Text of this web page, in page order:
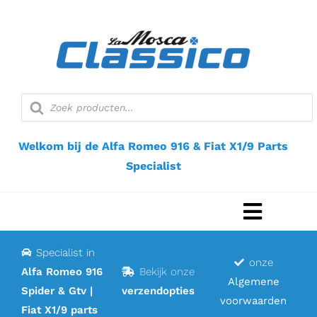
Producten
zoeken
Welkom bij de Alfa Romeo 916 & Fiat X1/9 Parts
Specialist
Webshop
Specialist in
Alfa Romeo 916
Spider & Gtv |
Fiat X1/9 parts
Bekijk onze
verzendopties
onze
Algemene
voorwaarden